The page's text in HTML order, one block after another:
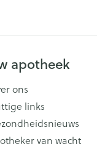
apotheek
ons
links
van wacht